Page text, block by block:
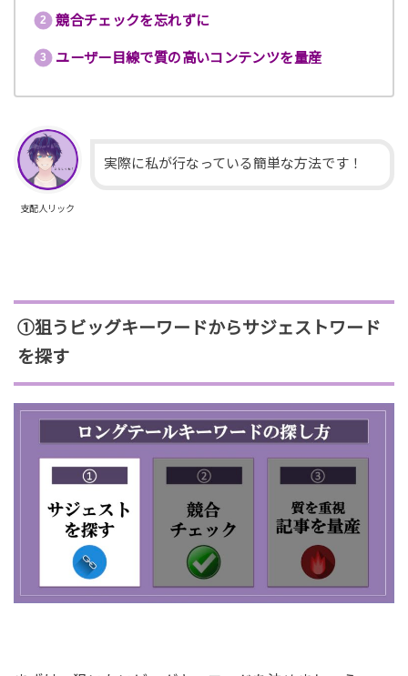
競合チェックを忘れずに
ユーザー目線で質の高いコンテンツを量産
支配人リック
実際に私が行なっている簡単な方法です！
①狙うビッグキーワードからサジェストワード
を探す